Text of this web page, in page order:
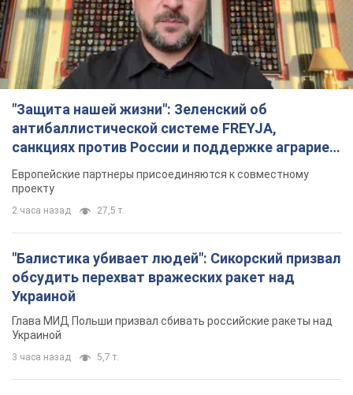
"Защита нашей жизни": Зеленский об
антибаллистической системе FREYJA,
санкциях против России и поддержке аграриев.
Видео
Европейские партнеры присоединяются к совместному
проекту
2 часа назад 27,5 т.
"Балистика убивает людей": Сикорский призвал
обсудить перехват вражеских ракет над
Украиной
Глава МИД Польши призвал сбивать российские ракеты над
Украиной
3 часа назад 5,7 т.